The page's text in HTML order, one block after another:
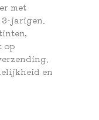
met
jarigen.
op
en